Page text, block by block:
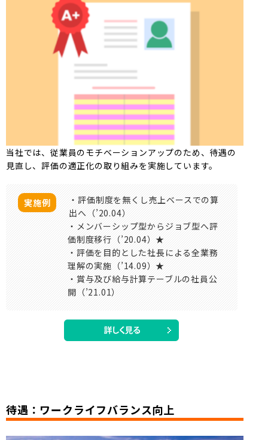
当社では、従業員のモチベーションアップのため、待遇の
見直し、評価の適正化の取り組みを実施しています。
実施例
・評価制度を無くし売上ベースでの算
出へ（’20.04）
・メンバーシップ型からジョブ型へ評
価制度移行（’20.04）★
・評価を目的とした社長による全業務
理解の実施（’14.09）★
・賞与及び給与計算テーブルの社員公
開（’21.01）
待遇：ワークライフバランス向上